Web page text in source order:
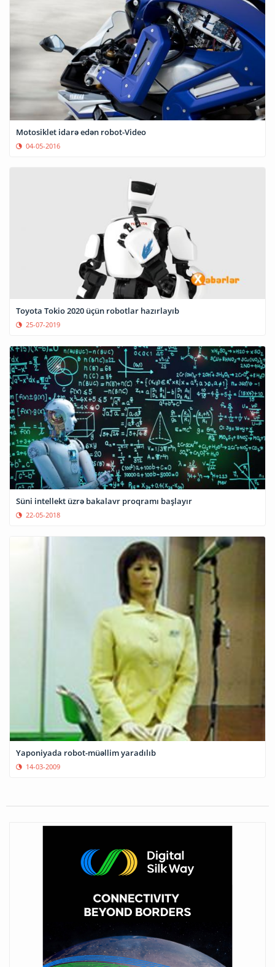
Motosiklet idarə edən robot-Video
04-05-2016
Toyota Tokio 2020 üçün robotlar hazırlayıb
25-07-2019
Süni intellekt üzrə bakalavr proqramı başlayır
22-05-2018
Yaponiyada robot-müəllim yaradılıb
14-03-2009